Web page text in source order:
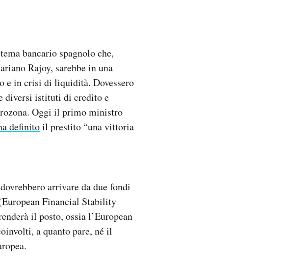
bancario spagnolo che,
Rajoy, sarebbe in una
e in crisi di liquidità. Dovessero
diversi istituti di credito e
Oggi il primo ministro
definitoil prestito “una vittoria
arrivare da due fondi
Financial Stability
il posto, ossia l’European
a quanto pare, né il